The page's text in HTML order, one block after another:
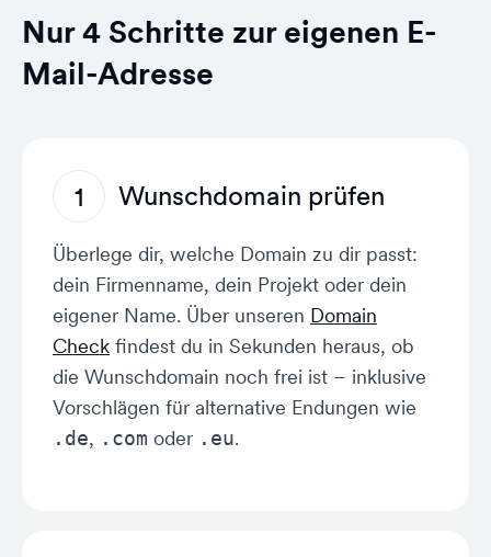
Nur 4 Schritte zur eigenen E-
Mail-Adresse
1 Wunschdomain prüfen
Überlege dir, welche Domain zu dir passt:
dein Firmenname, dein Projekt oder dein
eigener Name. Über unseren Domain
Check findest du in Sekunden heraus, ob
die Wunschdomain noch frei ist – inklusive
Vorschlägen für alternative Endungen wie
.de, .com oder .eu.